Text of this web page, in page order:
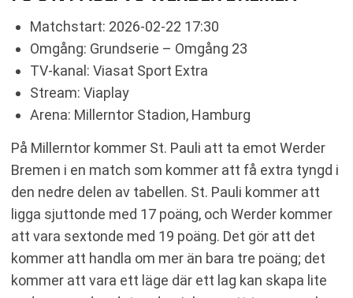
Matchstart: 2026-02-22 17:30
Omgång: Grundserie – Omgång 23
TV-kanal: Viasat Sport Extra
Stream: Viaplay
Arena: Millerntor Stadion, Hamburg
På Millerntor kommer St. Pauli att ta emot Werder
Bremen i en match som kommer att få extra tyngd i
den nedre delen av tabellen. St. Pauli kommer att
ligga sjuttonde med 17 poäng, och Werder kommer
att vara sextonde med 19 poäng. Det gör att det
kommer att handla om mer än bara tre poäng; det
kommer att vara ett läge där ett lag kan skapa lite